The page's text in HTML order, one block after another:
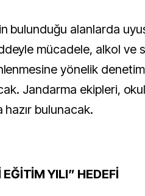
bulunduğu alanlarda
mücadele, alkol ve
yönelik
Jandarma ekipleri,
hazır bulunacak.
YILI” HEDEFİ